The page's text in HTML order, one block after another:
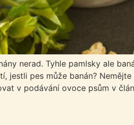
nerad. Tyhle pamlsky ale
jestli pes může banán?
v podávání ovoce psům v